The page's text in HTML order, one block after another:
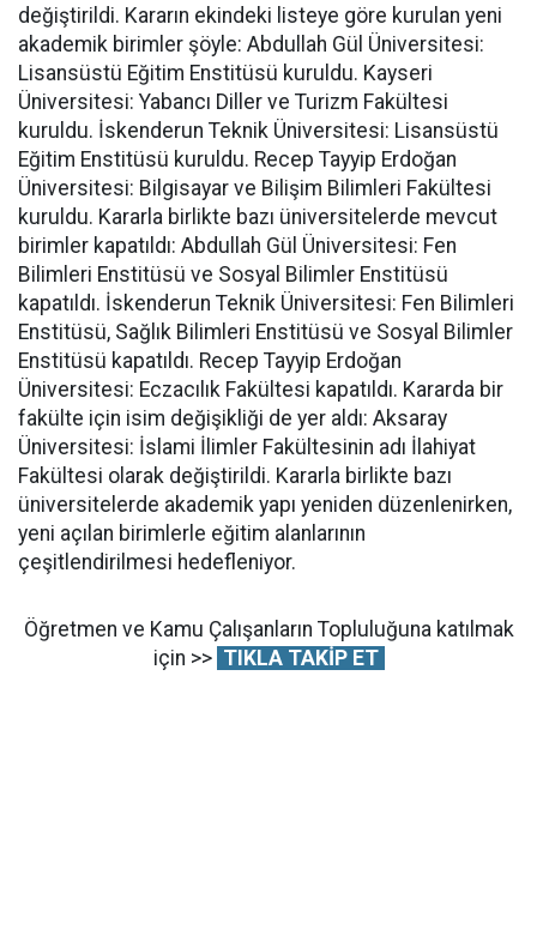
değiştirildi. Kararın ekindeki listeye göre kurulan yeni
akademik birimler şöyle: Abdullah Gül Üniversitesi:
Lisansüstü Eğitim Enstitüsü kuruldu. Kayseri
Üniversitesi: Yabancı Diller ve Turizm Fakültesi
kuruldu. İskenderun Teknik Üniversitesi: Lisansüstü
Eğitim Enstitüsü kuruldu. Recep Tayyip Erdoğan
Üniversitesi: Bilgisayar ve Bilişim Bilimleri Fakültesi
kuruldu. Kararla birlikte bazı üniversitelerde mevcut
birimler kapatıldı: Abdullah Gül Üniversitesi: Fen
Bilimleri Enstitüsü ve Sosyal Bilimler Enstitüsü
kapatıldı. İskenderun Teknik Üniversitesi: Fen Bilimleri
Enstitüsü, Sağlık Bilimleri Enstitüsü ve Sosyal Bilimler
Enstitüsü kapatıldı. Recep Tayyip Erdoğan
Üniversitesi: Eczacılık Fakültesi kapatıldı. Kararda bir
fakülte için isim değişikliği de yer aldı: Aksaray
Üniversitesi: İslami İlimler Fakültesinin adı İlahiyat
Fakültesi olarak değiştirildi. Kararla birlikte bazı
üniversitelerde akademik yapı yeniden düzenlenirken,
yeni açılan birimlerle eğitim alanlarının
çeşitlendirilmesi hedefleniyor.
Öğretmen ve Kamu Çalışanların Topluluğuna katılmak
için >> TIKLA TAKİP ET